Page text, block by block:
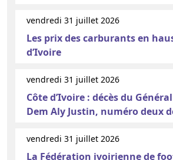
vendredi 31 juillet 2026
Les prix des carburants en
d’Ivoire
vendredi 31 juillet 2026
Côte d’Ivoire : décès du
Dem Aly Justin, numéro deux
vendredi 31 juillet 2026
La Fédération ivoirienne de